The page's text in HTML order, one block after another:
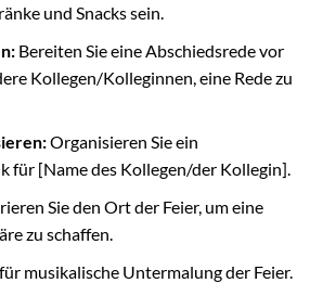
und Snacks sein.
Bereiten Sie eine Abschiedsrede vor
Kollegen/Kolleginnen, eine Rede zu
Organisieren Sie ein
für [Name des Kollegen/der Kollegin].
Sie den Ort der Feier, um eine
zu schaffen.
musikalische Untermalung der Feier.